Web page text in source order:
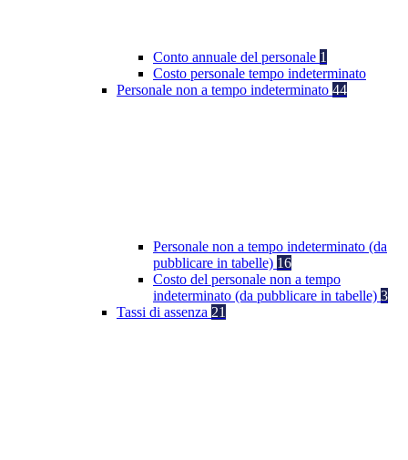
Conto annuale del personale 1
Costo personale tempo indeterminato
Personale non a tempo indeterminato 44
Personale non a tempo indeterminato (da
pubblicare in tabelle) 16
Costo del personale non a tempo
indeterminato (da pubblicare in tabelle) 3
Tassi di assenza 21